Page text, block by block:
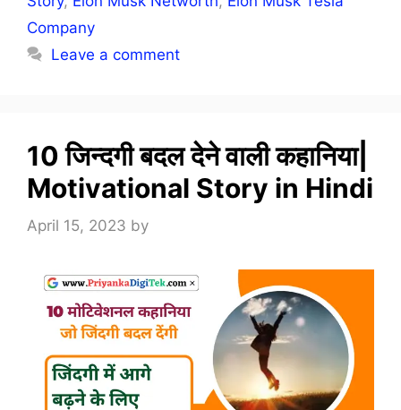
Company
Leave a comment
10 जिन्दगी बदल देने वाली कहानिया|
Motivational Story in Hindi
April 15, 2023 by